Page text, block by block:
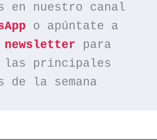
en nuestro canal
o apúntate a
newsletter para
principales
de la semana